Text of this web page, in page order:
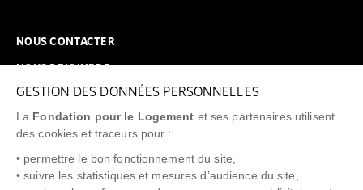
GESTION DES DONNÉES PERSONNELLES
La Fondation pour le Logement et ses partenaires utilisent
des cookies et traceurs pour :
• permettre le bon fonctionnement du site,
• suivre les statistiques et mesures d’audience du site,
NOUS CONTACTER
NOUS REJOINDRE
FAQ
NEWSLETTER